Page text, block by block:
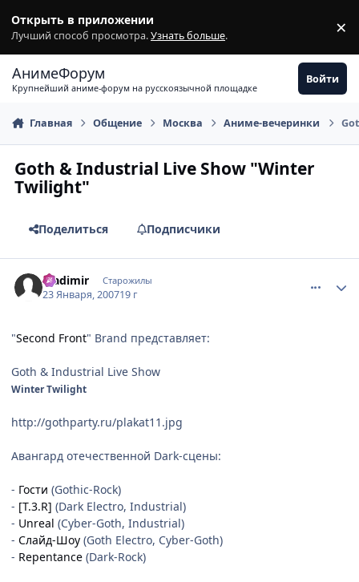
Открыть в приложении
Лучший способ просмотра.Узнать больше. ×
АнимеФорум
Крупнейший аниме-форум на русскоязычной площадке
Войти
Главная Общение Москва Аниме-вечеринки
Goth & Industrial Live Show "Winter
Twilight"
Поделиться Подписчики
Vladimir Старожилы
23 Января, 200719 г
"Second Front" Brand представляет:
Goth & Industrial Live Show
Winter Twilight
http://gothparty.ru/plakat11.jpg
Авангард отечественной Dark-сцены:
- Гости (Gothic-Rock)
- [T.3.R] (Dark Electro, Industrial)
- Unreal (Cyber-Goth, Industrial)
- Слайд-Шоу (Goth Electro, Cyber-Goth)
- Repentance (Dark-Rock)